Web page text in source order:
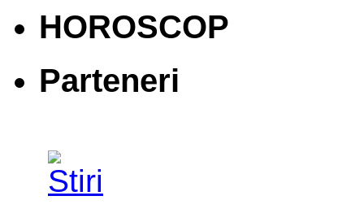
HOROSCOP
Parteneri